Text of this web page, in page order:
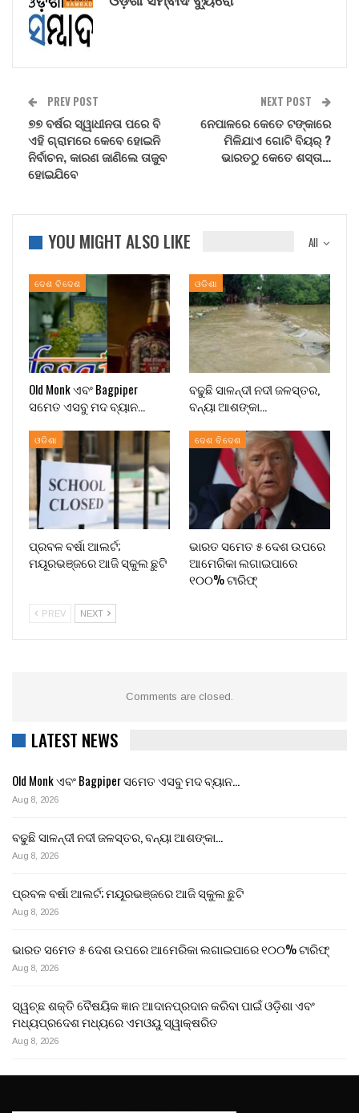
PREV POST
୭୭ ବର୍ଷର ସ୍ୱାଧୀନତା ପରେ ବି
ଏହି ଗ୍ରାମରେ କେବେ ହୋଇନି
ନିର୍ବାଚନ, କାରଣ ଜାଣିଲେ ତାଜୁବ
ହୋଇଯିବେ
NEXT POST
ନେପାଳରେ କେତେ ଟଙ୍କାରେ
ମିଳିଯାଏ ଗୋଟି ବିୟର୍ ?
ଭାରତଠୁ କେତେ ଶସ୍ତା…
All
YOU MIGHT ALSO LIKE
ଦେଶ ବିଦେଶ
Old Monk ଏବଂ Bagpiper
ସମେତ ଏସବୁ ମଦ ବ୍ୟାନ…
ଓଡିଶା
ବଢୁଛି ସାଳନ୍ଦୀ ନଦୀ ଜଳସ୍ତର,
ବନ୍ୟା ଆଶଙ୍କା…
ଓଡିଶା
ପ୍ରବଳ ବର୍ଷା ଆଲର୍ଟ;
ମୟୂରଭଞ୍ଜରେ ଆଜି ସ୍କୁଲ ଛୁଟି
ଦେଶ ବିଦେଶ
ଭାରତ ସମେତ ୫ ଦେଶ ଉପରେ
ଆମେରିକା ଲଗାଇପାରେ
୧୦୦% ଟାରିଫ୍
PREV NEXT
Comments are closed.
LATEST NEWS
Old Monk ଏବଂ Bagpiper ସମେତ ଏସବୁ ମଦ ବ୍ୟାନ…
Aug 8, 2026
ବଢୁଛି ସାଳନ୍ଦୀ ନଦୀ ଜଳସ୍ତର, ବନ୍ୟା ଆଶଙ୍କା…
Aug 8, 2026
ପ୍ରବଳ ବର୍ଷା ଆଲର୍ଟ; ମୟୂରଭଞ୍ଜରେ ଆଜି ସ୍କୁଲ ଛୁଟି
Aug 8, 2026
ଭାରତ ସମେତ ୫ ଦେଶ ଉପରେ ଆମେରିକା ଲଗାଇପାରେ ୧୦୦% ଟାରିଫ୍
Aug 8, 2026
ସ୍ୱଚ୍ଛ ଶକ୍ତି ବୈଷୟିକ ଜ୍ଞାନ ଆଦାନପ୍ରଦାନ କରିବା ପାଇଁ ଓଡ଼ିଶା ଏବଂ
ମଧ୍ୟପ୍ରଦେଶ ମଧ୍ୟରେ ଏମଓୟୁ ସ୍ୱାକ୍ଷରିତ
Aug 8, 2026